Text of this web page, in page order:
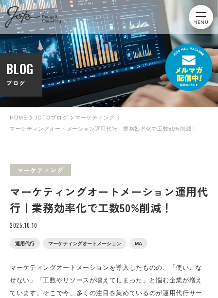
MENU
BLOG
ブログ
HOME JOTOブログ
マーケティング
マーケティングオートメーション運用代行｜業務効率化で工数50%削減！
マーケティング
マーケティングオートメーション運用代
行｜業務効率化で工数50%削減！
2025.10.10
運用代行 マーケティングオートメーション MA
マーケティングオートメーションを導入したものの、「使いこな
せない」「工数やリソースが増えてしまった」と悩む企業が増え
ています。そこで今、多くの注目を集めているのが運用代行サー